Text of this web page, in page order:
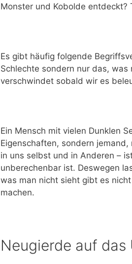
Monster und Kobolde
Es gibt häufig folgende
Schlechte sondern nur das,
verschwindet sobald wir es
Ein Mensch mit vielen Dunklen
Eigenschaften, sondern
in uns selbst und in Anderen –
unberechenbar ist. Deswegen
was man nicht sieht gibt es
machen.
Neugierde auf das